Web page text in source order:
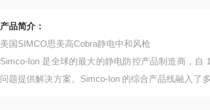
产品简介：
美国SIMCO思美高Cobra静电中和风枪
Simco-Ion 是全球的最大的静电防控产品制造商，自
问题提供解决方案。Simco-Ion 的综合产品线融入了